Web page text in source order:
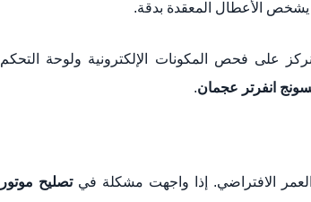
يشخص الأعطال المعقدة بدقة.
على فحص المكونات الإلكترونية ولوحة التحكم
انفرتر عجمان.
تصليح موتور